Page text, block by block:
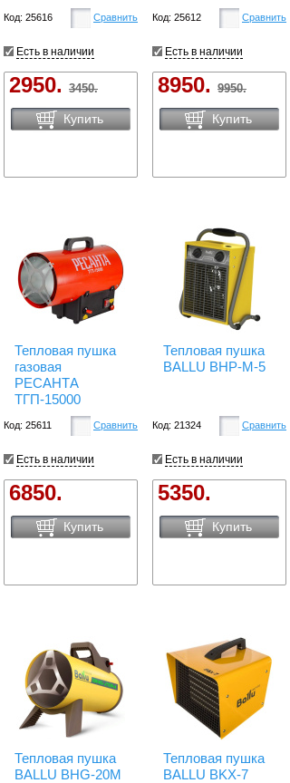
Код: 25616 Сравнить
Есть в наличии
2950. 3450.
Купить
Код: 25612 Сравнить
Есть в наличии
8950. 9950.
Купить
Тепловая пушка
газовая
РЕСАНТА
ТГП-15000
Код: 25611 Сравнить
Есть в наличии
6850.
Купить
Тепловая пушка
BALLU BHP-M-5
Код: 21324 Сравнить
Есть в наличии
5350.
Купить
Тепловая пушка
BALLU BHG-20M
Тепловая пушка
BALLU BKX-7